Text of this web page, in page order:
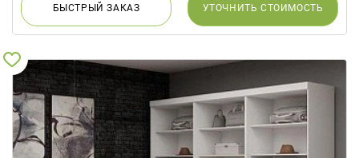
БЫСТРЫЙЗАКАЗ УТОЧНИТЬ СТОИМОСТЬ